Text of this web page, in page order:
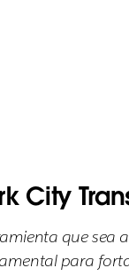
City
que sea
para